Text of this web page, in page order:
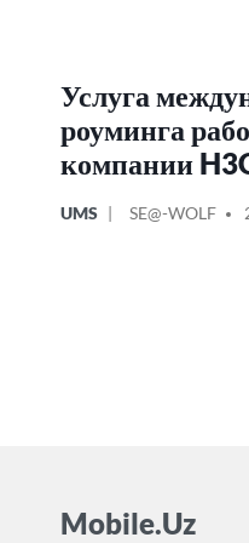
Услуга
роуминга
компании
ОПУБЛИКОВАНО
UMS
СООБЩЕНИЕ
SE@-WOLF
Mobile.Uz